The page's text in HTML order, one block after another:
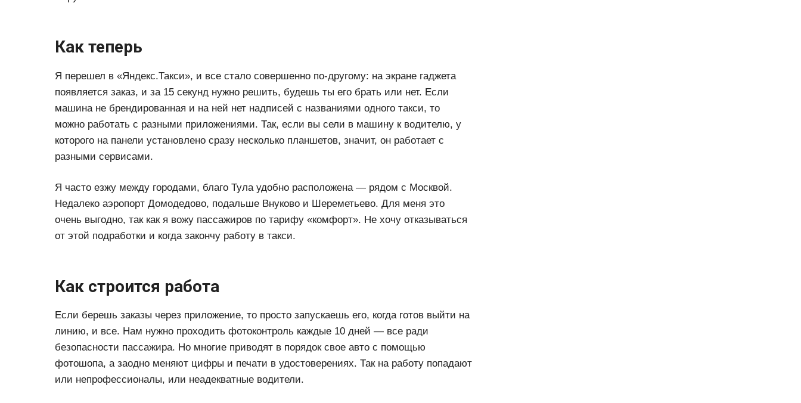
Как теперь
Я перешел в «Яндекс.Такси», и все стало совершенно по-другому: на экране гаджета
появляется заказ, и за 15 секунд нужно решить, будешь ты его брать или нет. Если
машина не брендированная и на ней нет надписей с названиями одного такси, то
можно работать с разными приложениями. Так, если вы сели в машину к водителю, у
которого на панели установлено сразу несколько планшетов, значит, он работает с
разными сервисами.
Я часто езжу между городами, благо Тула удобно расположена — рядом с Москвой.
Недалеко аэропорт Домодедово, подальше Внуково и Шереметьево. Для меня это
очень выгодно, так как я вожу пассажиров по тарифу «комфорт». Не хочу отказываться
от этой подработки и когда закончу работу в такси.
Как строится работа
Если берешь заказы через приложение, то просто запускаешь его, когда готов выйти на
линию, и все. Нам нужно проходить фотоконтроль каждые 10 дней — все ради
безопасности пассажира. Но многие приводят в порядок свое авто с помощью
фотошопа, а заодно меняют цифры и печати в удостоверениях. Так на работу попадают
или непрофессионалы, или неадекватные водители.